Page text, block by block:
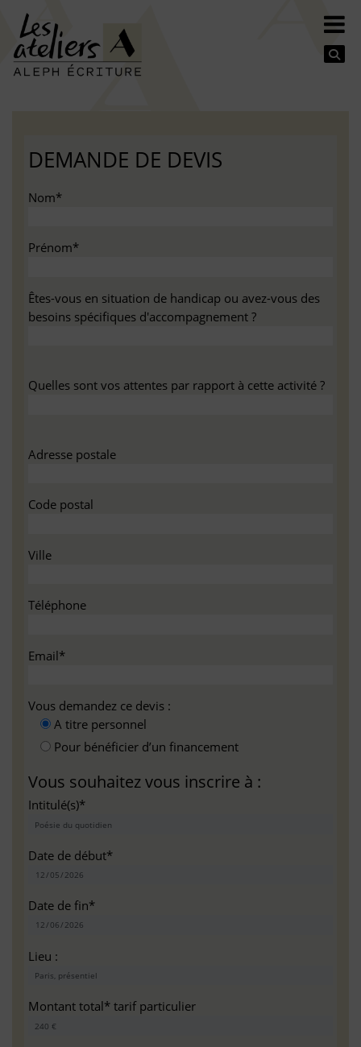
DEMANDE DE DEVIS
Nom*
Prénom*
Êtes-vous en situation de handicap ou avez-vous des
besoins spécifiques d'accompagnement ?
Quelles sont vos attentes par rapport à cette activité ?
Adresse postale
Code postal
Ville
Téléphone
Email*
Vous demandez ce devis :
A titre personnel
Pour bénéficier d’un financement
Vous souhaitez vous inscrire à :
Intitulé(s)*
Date de début*
Date de fin*
Lieu :
Montant total* tarif particulier